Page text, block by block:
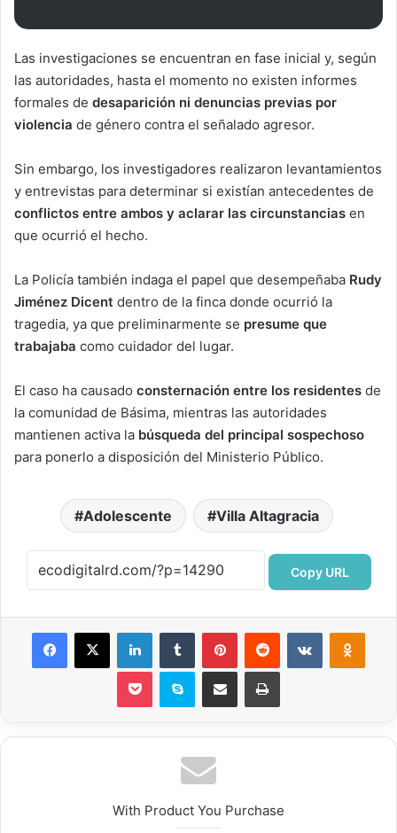
Las investigaciones se encuentran en fase inicial y, según
las autoridades, hasta el momento no existen informes
formales de desaparición ni denuncias previas por
violencia de género contra el señalado agresor.
Sin embargo, los investigadores realizaron levantamientos
y entrevistas para determinar si existían antecedentes de
conflictos entre ambos y aclarar las circunstancias en
que ocurrió el hecho.
La Policía también indaga el papel que desempeñaba Rudy
Jiménez Dicent dentro de la finca donde ocurrió la
tragedia, ya que preliminarmente se presume que
trabajaba como cuidador del lugar.
El caso ha causado consternación entre los residentes de
la comunidad de Básima, mientras las autoridades
mantienen activa la búsqueda del principal sospechoso
para ponerlo a disposición del Ministerio Público.
Adolescente Villa Altagracia
Copy URL
Facebook
X LinkedInTumblr PinterestReddit VKontakte
Pocket Skype Compartir por correo electrónicoImprimir
With Product You Purchase